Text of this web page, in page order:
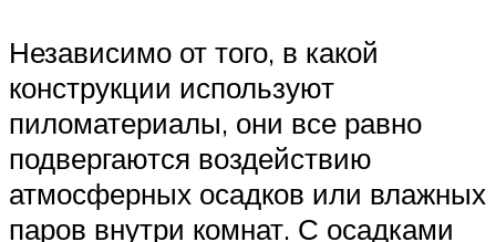
Независимо от того, в какой
конструкции используют
пиломатериалы, они все равно
подвергаются воздействию
атмосферных осадков или влажных
паров внутри комнат. С осадками